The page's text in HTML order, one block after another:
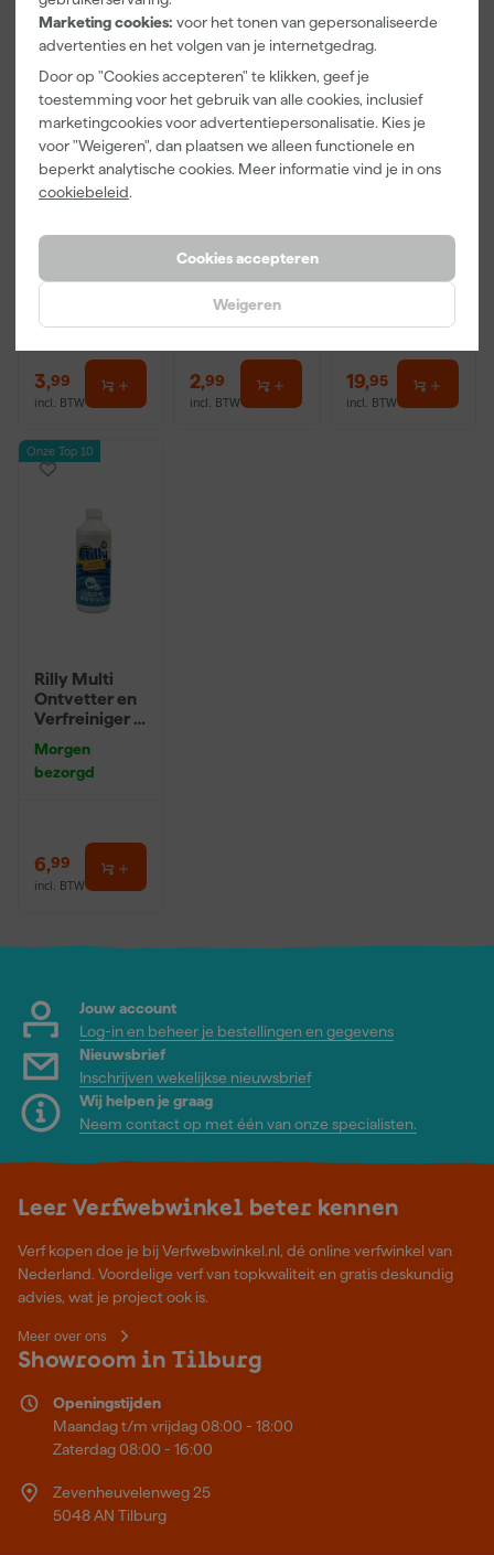
Marketing cookies: voor het tonen van gepersonaliseerde
advertenties en het volgen van je internetgedrag.
Door op "Cookies accepteren" te klikken, geef je
toestemming voor het gebruik van alle cookies, inclusief
marketingcookies voor advertentiepersonalisatie. Kies je
voor "Weigeren", dan plaatsen we alleen functionele en
beperkt analytische cookies. Meer informatie vind je in ons
cookiebeleid.
Cookies accepteren
Weigeren
Paintura
Washi tape -
bezorgd
3,99
incl. BTW
Verfbak -
10cm Roller -
inzetbakken
Morgen
2,99
incl. BTW
MICMEX set
19,95
incl. BTW
Onze Top 10
Rilly Multi
Ontvetter en
Verfreiniger –
Morgen
bezorgd
6,99
incl. BTW
Jouw account
Log-in en beheer je bestellingen en gegevens
Nieuwsbrief
Inschrijven wekelijkse nieuwsbrief
Wij helpen je graag
Neem contact op met één van onze specialisten.
Leer Verfwebwinkel beter kennen
Verf kopen doe je bij Verfwebwinkel.nl, dé online verfwinkel van
Nederland. Voordelige verf van topkwaliteit en gratis deskundig
advies, wat je project ook is.
Meer over ons
Showroom in Tilburg
Openingstijden
Maandag t/m vrijdag 08:00 - 18:00
Zaterdag 08:00 - 16:00
Zevenheuvelenweg 25
5048 AN Tilburg